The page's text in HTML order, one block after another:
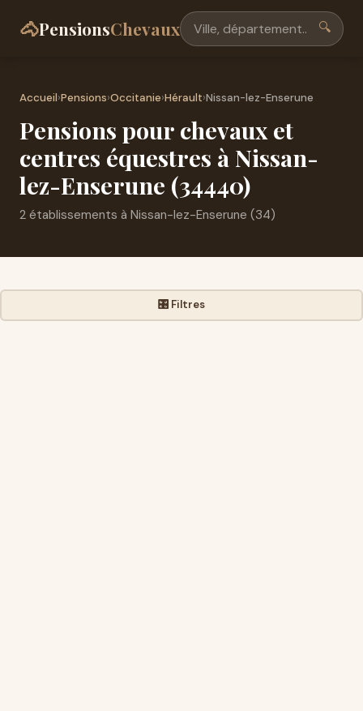
🐴PensionsChevaux 🔍
Accueil›Pensions›Occitanie›Hérault›Nissan-lez-Enserune
Pensions pour chevaux et
centres équestres à Nissan-
lez-Enserune (34440)
2 établissements à Nissan-lez-Enserune (34)
🎛️ Filtres